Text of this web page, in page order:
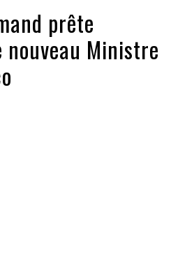
prête
Ministre